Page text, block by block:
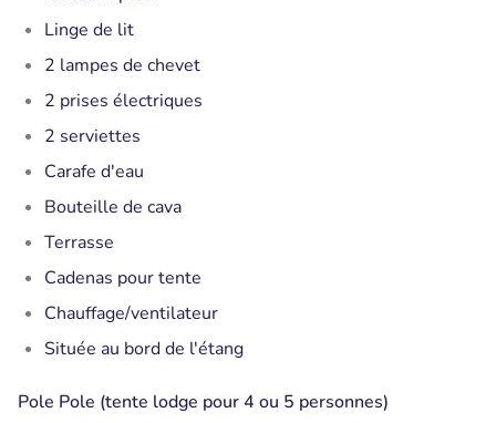
Linge de lit
2 lampes de chevet
2 prises électriques
2 serviettes
Carafe d'eau
Bouteille de cava
Terrasse
Cadenas pour tente
Chauffage/ventilateur
Située au bord de l'étang
Pole Pole (tente lodge pour 4 ou 5 personnes)